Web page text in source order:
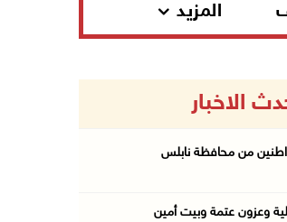
المزيد
الاخبار
وعزون عتمة وبيت أمين